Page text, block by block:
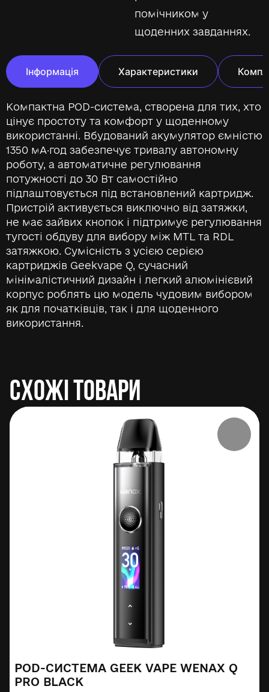
помічником у
щоденних завданнях.
Інформація Характеристики
Компактна POD-система, створена для тих, хто
цінує простоту та комфорт у щоденному
використанні. Вбудований акумулятор ємністю
1350 мА·год забезпечує тривалу автономну
роботу, а автоматичне регулювання
потужності до 30 Вт самостійно
підлаштовується під встановлений картридж.
Пристрій активується виключно від затяжки,
не має зайвих кнопок і підтримує регулювання
тугості обдуву для вибору між MTL та RDL
затяжкою. Сумісність з усією серією
картриджів Geekvape Q, сучасний
мінімалістичний дизайн і легкий алюмінієвий
корпус роблять цю модель чудовим вибором
як для початківців, так і для щоденного
використання.
СХОЖІ ТОВАРИ
POD-СИСТЕМА GEEK VAPE WENAX Q
PRO BLACK